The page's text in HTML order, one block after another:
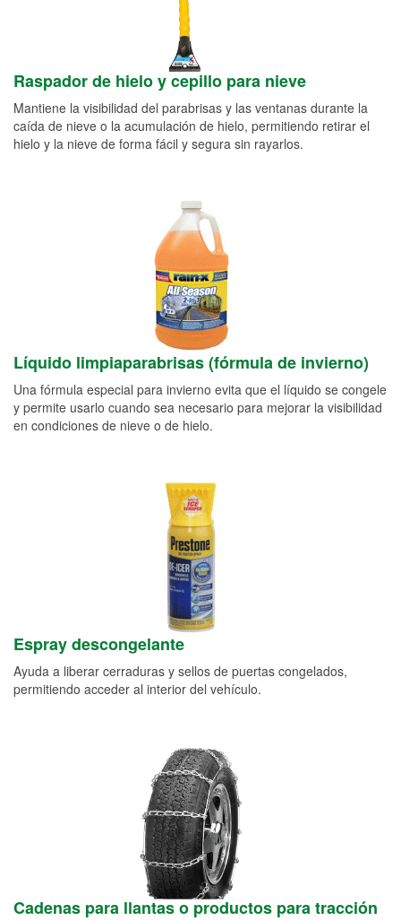
Raspador de hielo y cepillo para nieve
Mantiene la visibilidad del parabrisas y las ventanas durante la
caída de nieve o la acumulación de hielo, permitiendo retirar el
hielo y la nieve de forma fácil y segura sin rayarlos.
Líquido limpiaparabrisas (fórmula de invierno)
Una fórmula especial para invierno evita que el líquido se congele
y permite usarlo cuando sea necesario para mejorar la visibilidad
en condiciones de nieve o de hielo.
Espray descongelante
Ayuda a liberar cerraduras y sellos de puertas congelados,
permitiendo acceder al interior del vehículo.
Cadenas para llantas o productos para tracción